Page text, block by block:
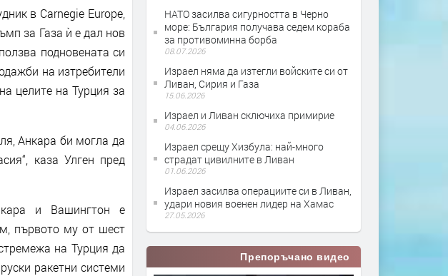
в Carnegie Europe,
за Газа ѝ е дал нов
подновената си
на изтребители
целите на Турция за
Анкара би могла да
каза Улген пред
и Вашингтон е
първото му от шест
на Турция да
ракетни системи
НАТО засилва сигурността в Черно
море: България получава седем кораба
за противоминна борба
08.07.2026
Израел няма да изтегли войските си от
Ливан, Сирия и Газа
15.06.2026
Израел и Ливан сключиха примирие
04.06.2026
Израел срещу Хизбула: най-много
страдат цивилните в Ливан
01.06.2026
Израел засилва операциите си в Ливан,
удари новия военен лидер на Хамас
27.05.2026
Препоръчано видео